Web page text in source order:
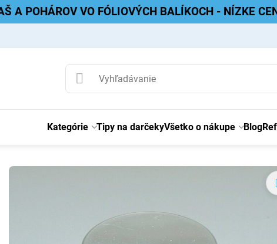
A POHÁROV VO FÓLIOVÝCH BALÍKOCH - NÍZKE
Kategórie Tipy na darčekyVšetko o nákupe Blog